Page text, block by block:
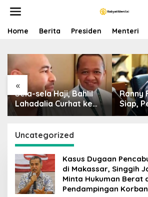
Home Berita Presiden Menteri
«
Sela-sela Haji, Bahlil
Lahadalia Curhat ke
Raffi Ahmad: Saya
Pencipta Lagu MBG,
Ajak Makan
Ranny
Siap,
Uncategorized
Kasus Dugaan
di Makassar, Singgih
Minta Hukuman Berat
Pendampingan Korban